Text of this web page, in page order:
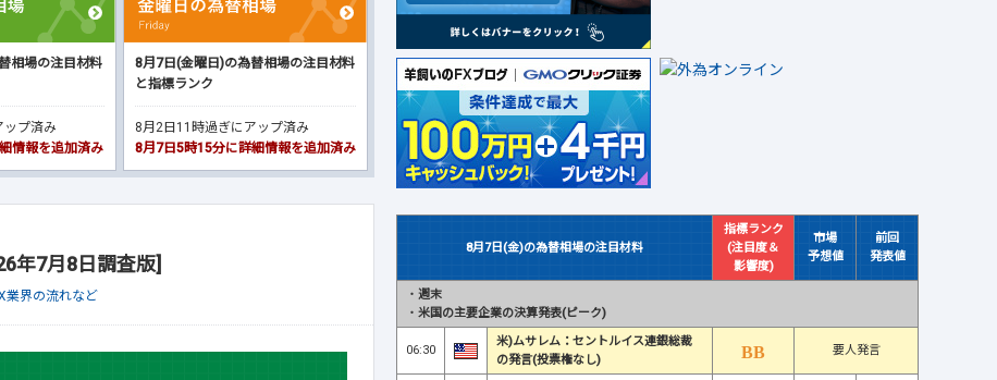
相場の注目材料
ップ済み
情報を追加済み
8月7日(金曜日)の為替相場の注目材料
と指標ランク
8月2日11時過ぎにアップ済み
8月7日5時15分に詳細情報を追加済み
年7月8日調査版]
業界の流れなど
8月7日(金)の為替相場の注目材料
指標ランク
(注目度＆
影響度)
市場
予想値
前回
発表値
・ 週末
・ 米国の主要企業の決算発表(ピーク)
06:30
米)ムサレム：セントルイス連銀総裁
の発言(投票権なし)
要人発言